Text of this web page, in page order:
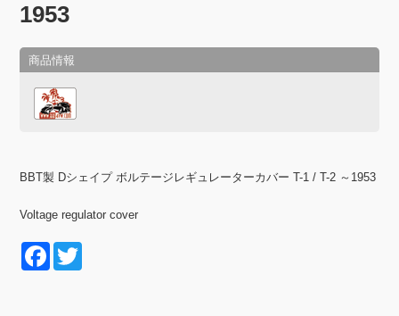
1953
BBT製 Dシェイプ ボルテージレギュレーターカバー T-1 / T-2 ～1953
Voltage regulator cover
F